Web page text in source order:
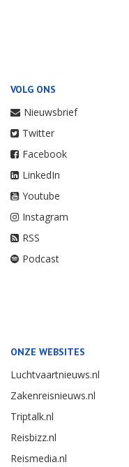
VOLG ONS
Nieuwsbrief
Twitter
Facebook
LinkedIn
Youtube
Instagram
RSS
Podcast
ONZE WEBSITES
Luchtvaartnieuws.nl
Zakenreisnieuws.nl
Triptalk.nl
Reisbizz.nl
Reismedia.nl